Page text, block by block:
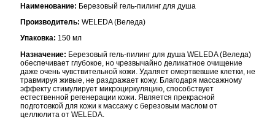
Наименование: Березовый гель-пилинг для душа
Производитель: WELEDA (Веледа)
Упаковка: 150 мл
Назначение: Березовый гель-пилинг для душа WELEDA (Веледа)
обеспечивает глубокое, но чрезвычайно деликатное очищение
даже очень чувствительной кожи. Удаляет омертвевшие клетки, не
травмируя живые, не раздражает кожу. Благодаря массажному
эффекту стимулирует микроциркуляцию, способствует
естественной регенерации кожи. Является прекрасной
подготовкой для кожи к массажу с березовым маслом от
целлюлита от WELEDA.